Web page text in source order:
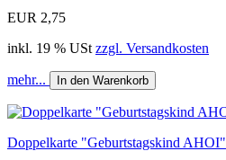
EUR 2,75
inkl. 19 % USt zzgl. Versandkosten
mehr... In den Warenkorb
Doppelkarte "Geburtstagskind AHOI"